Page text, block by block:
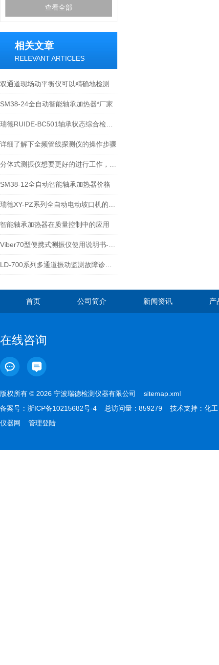
查看全部
相关文章
RELEVANT ARTICLES
SM38-24全自动智能轴承加热器*厂家
详细了解下全频管线探测仪的操作步骤
SM38-12全自动智能轴承加热器价格
智能轴承加热器在质量控制中的应用
首页 公司简介 新闻资讯 产
在线咨询
版权所有 © 2026 宁波瑞德检测仪器有限公司 sitemap.xml
备案号： 浙ICP备10215682号-4 总访问量：859279 技术支持： 化工
仪器网
管理登陆